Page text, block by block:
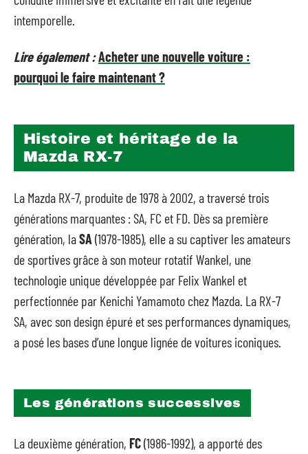
intemporelle.
Lire également :Acheter une nouvelle voiture :
pourquoi le faire maintenant ?
Histoire et héritage de la
Mazda RX-7
La Mazda RX-7, produite de 1978 à 2002, a traversé trois
générations marquantes : SA, FC et FD. Dès sa première
génération, laSA (1978-1985), elle a su captiver les amateurs
de sportives grâce à son moteur rotatif Wankel, une
technologie unique développée par Felix Wankel et
perfectionnée par Kenichi Yamamoto chez Mazda. La RX-7
SA, avec son design épuré et ses performances dynamiques,
a posé les bases d’une longue lignée de voitures iconiques.
Les générations successives
La deuxième génération, FC(1986-1992), a apporté des